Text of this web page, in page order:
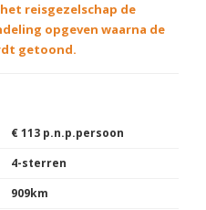
reisgezelschap de
opgeven waarna de
getoond.
€ 113 p.n.p.persoon
4-sterren
909km